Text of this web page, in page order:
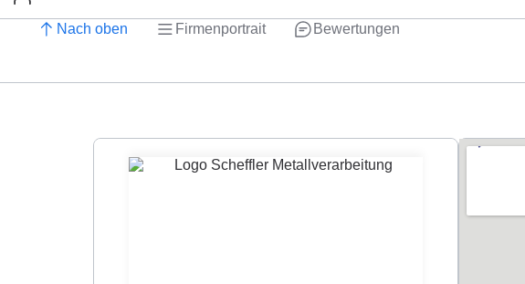
Nach oben Firmenportrait Bewertungen